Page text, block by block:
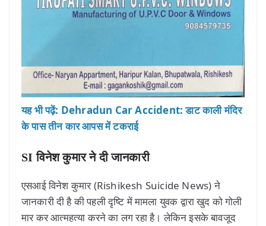
यह भी पढ़ें: Dehradun Car Accident: डाट काली मंदिर
के पास तीन कार आपस में टकराई
SI विनेश कुमार ने दी जानकारी
एसआई विनेश कुमार (Rishikesh Suicide News) ने
जानकारी दी है की पहली दृष्टि में मामला युवक द्वारा खुद को गोली
मार कर आत्महत्या करने का लग रहा है। लेकिन इसके बावजूद